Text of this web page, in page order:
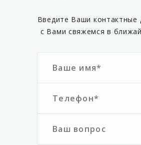
Введите Ваши контактные
с Вами свяжемся в